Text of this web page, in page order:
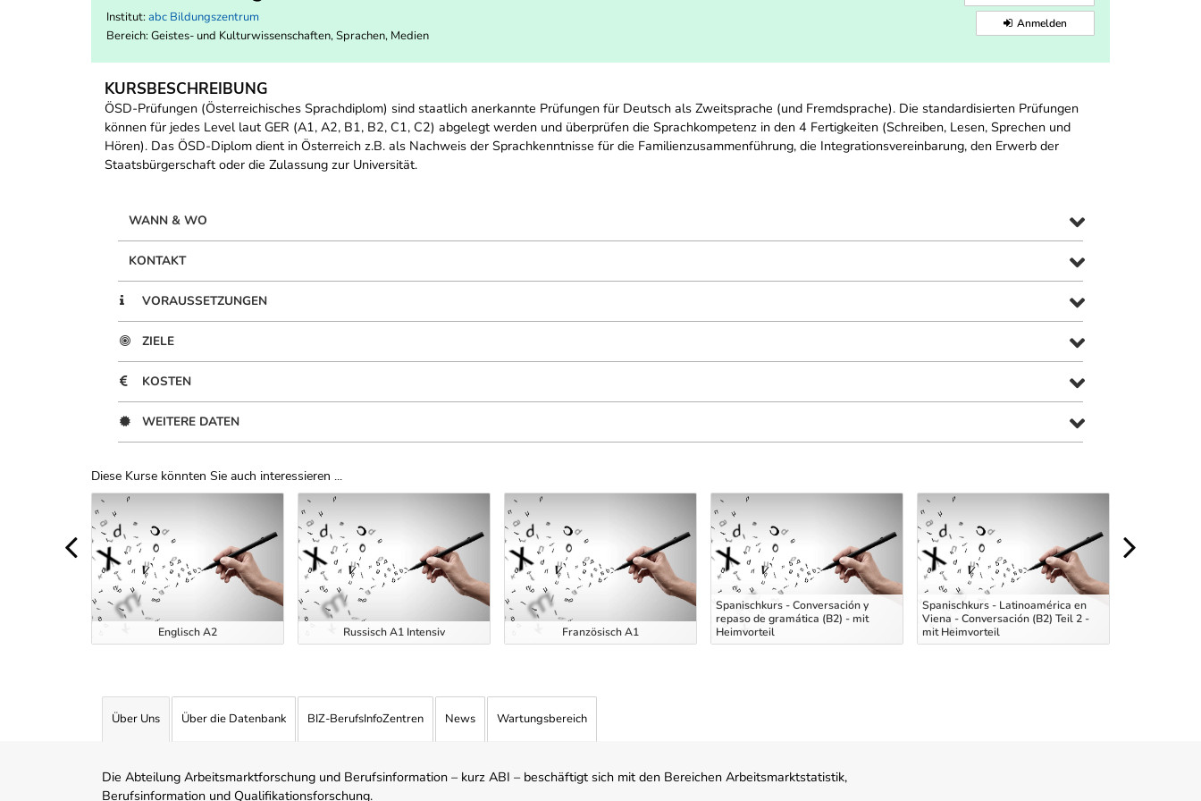
Institut: abc Bildungszentrum
Bereich: Geistes- und Kulturwissenschaften, Sprachen, Medien
Anmelden
KURSBESCHREIBUNG
ÖSD-Prüfungen (Österreichisches Sprachdiplom) sind staatlich anerkannte Prüfungen für Deutsch als Zweitsprache (und Fremdsprache). Die standardisierten Prüfungen
können für jedes Level laut GER (A1, A2, B1, B2, C1, C2) abgelegt werden und überprüfen die Sprachkompetenz in den 4 Fertigkeiten (Schreiben, Lesen, Sprechen und
Hören). Das ÖSD-Diplom dient in Österreich z.B. als Nachweis der Sprachkenntnisse für die Familienzusammenführung, die Integrationsvereinbarung, den Erwerb der
Staatsbürgerschaft oder die Zulassung zur Universität.
WANN & WO
KONTAKT
VORAUSSETZUNGEN
ZIELE
KOSTEN
WEITERE DATEN
Diese Kurse könnten Sie auch interessieren ...
Uber Weiterbildungsvorschläge
Englisch A2 Russisch A1 Intensiv Französisch A1
Spanischkurs - Conversación y
repaso de gramática (B2) - mit
Heimvorteil
Spanischkurs - Latinoamérica en
Viena - Conversación (B2) Teil 2 -
mit Heimvorteil
Über Uns Über die Datenbank BIZ-BerufsInfoZentren News Wartungsbereich
Die Abteilung Arbeitsmarktforschung und Berufsinformation – kurz ABI – beschäftigt sich mit den Bereichen Arbeitsmarktstatistik,
Berufsinformation und Qualifikationsforschung.